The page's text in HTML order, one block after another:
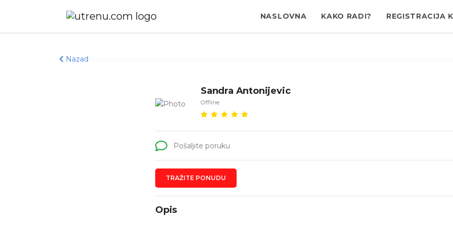
NASLOVNA KAKO RADI? REGISTRACIJA
Nazad
Sandra Antonijevic
Offline
Pošaljite poruku
TRAŽITE PONUDU
Opis